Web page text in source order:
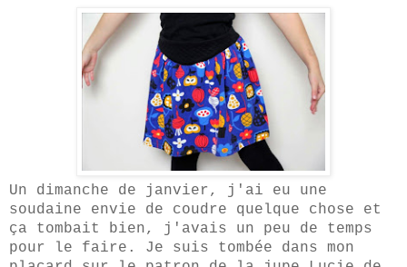
Un dimanche de janvier, j'ai eu une
soudaine envie de coudre quelque chose et
ça tombait bien, j'avais un peu de temps
pour le faire. Je suis tombée dans mon